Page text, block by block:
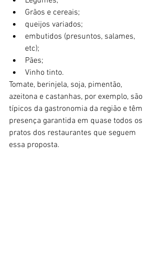
Grãos e cereais;
queijos variados;
embutidos (presuntos, salames,
etc);
Pães;
Vinho tinto.
Tomate, berinjela, soja, pimentão,
azeitona e castanhas, por exemplo, são
típicos da gastronomia da região e têm
presença garantida em quase todos os
pratos dos restaurantes que seguem
essa proposta.